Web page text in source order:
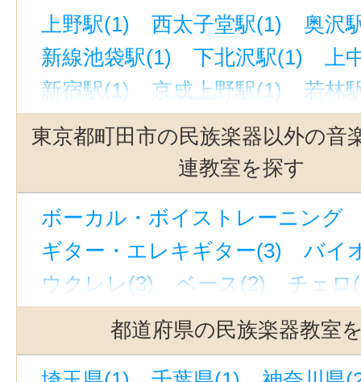
上野駅(1) 西太子堂駅(1)
奥沢
新線池袋駅(1)
下北沢駅(1)
上
新宿駅(1)
京成上野駅(1)
若林
緑が丘駅(東京)(1)
東京駅(1)
有楽町駅(1)
恵比寿駅(東京)(1)
九品仏駅(1)
東北沢駅(1)
銀座駅(1)
町田駅
中目黒駅(1)
三軒茶屋駅(1)
神
世田谷代田駅(1)
銀座一丁目駅
立川駅(1)
代官山駅(1)
吉祥寺
駒沢大学駅(1)
自由が丘駅(東京
東京都町田市の民族楽器以外の音
連教室を探す
ボーカル・ボイストレーニング
ギター・エレキギター(3)
バイ
ウクレレ(3)
ベース(2)
チェロ
ウッドベース(1)
ビオラ(2)
ピ
ジャズピアノ(1)
キーボード・
都道府県の民族楽器教室